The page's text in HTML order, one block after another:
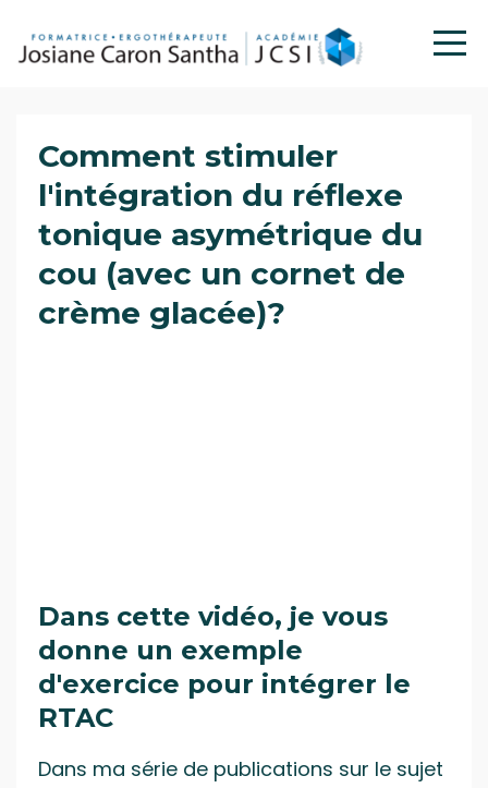
Comment stimuler
l'intégration du réflexe
tonique asymétrique du
cou (avec un cornet de
crème glacée)?
Dans cette vidéo, je vous
donne un exemple
d'exercice pour intégrer le
RTAC
Dans ma série de publications sur le sujet